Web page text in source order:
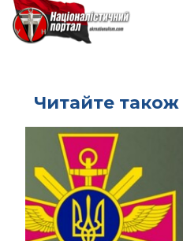
Читайте також